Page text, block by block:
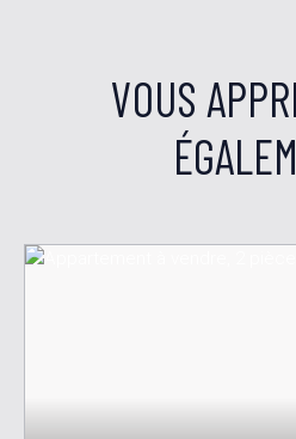
VOUS